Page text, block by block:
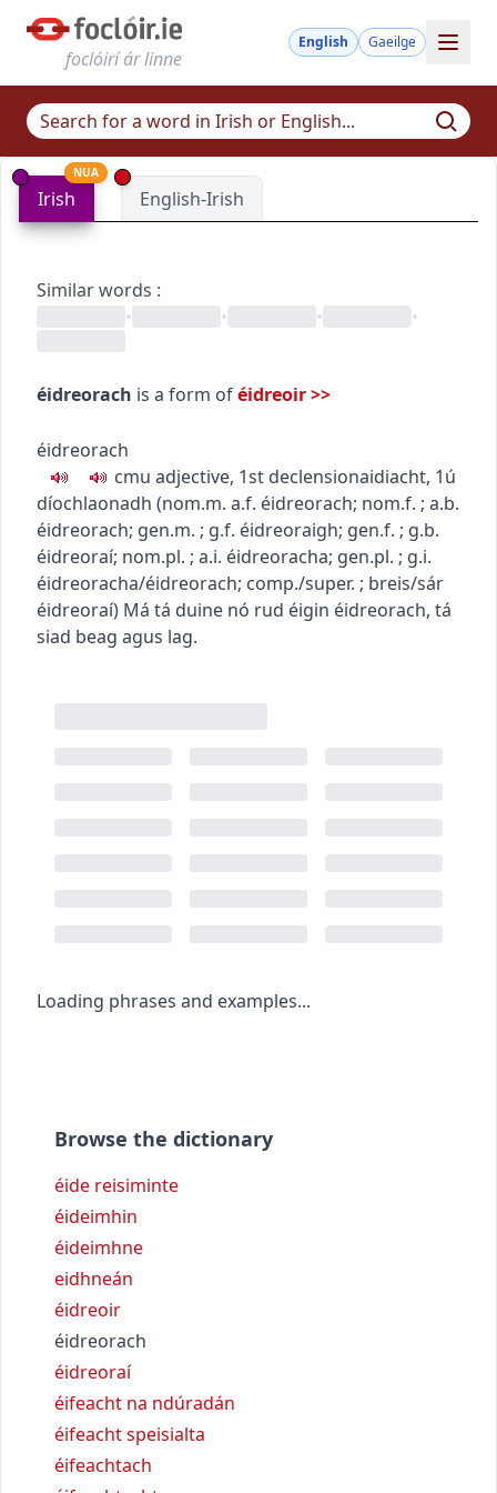
foclóirí ár linne
English Gaeilge
Irish
NUA
English-Irish
Similar words :
•
• • •
éidreorach is a form oféidreoir>>
éidreorach
cmu adjective, 1st declensionaidiacht, 1ú
díochlaonadh (nom.m. a.f. éidreorach; nom.f. ; a.b.
éidreorach; gen.m. ; g.f. éidreoraigh; gen.f. ; g.b.
éidreoraí; nom.pl. ; a.i. éidreoracha; gen.pl. ; g.i.
éidreoracha/éidreorach; comp./super. ; breis/sár
éidreoraí) Má tá duine nó rud éigin éidreorach, tá
siad beag agus lag.
Loading phrases and examples...
Browse the dictionary
éide reisiminte
éideimhin
éideimhne
eidhneán
éidreoir
éidreorach
éidreoraí
éifeacht na ndúradán
éifeacht speisialta
éifeachtach